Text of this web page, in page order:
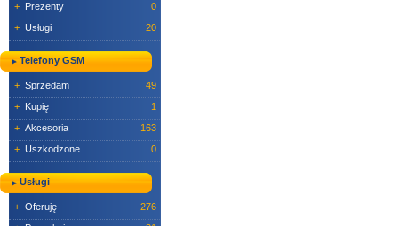
+ Prezenty
0
+ Usługi 20
Telefony GSM
+ Sprzedam
49
+ Kupię
1
+ Akcesoria
163
+ Uszkodzone 0
Usługi
+ Oferuję
276